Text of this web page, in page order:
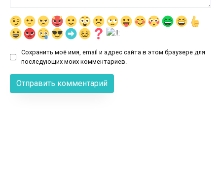
Сохранить моё имя, email и адрес сайта в этом браузере для
последующих моих комментариев.